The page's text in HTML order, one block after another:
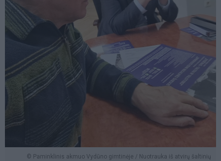
© Paminklinis akmuo Vydūno gimtinėje / Nuotrauka iš atvirų šaltinių